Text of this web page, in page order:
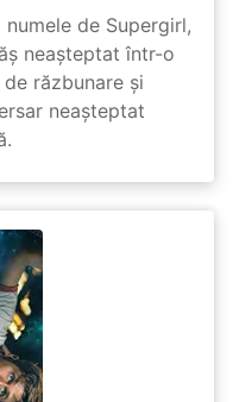
de Supergirl,
neașteptat într-o
răzbunare și
neașteptat